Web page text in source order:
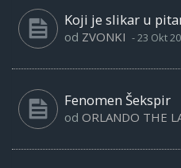
Koji je slikar u
od ZVONKI -23 Okt
Fenomen Šekspir
od ORLANDO THE